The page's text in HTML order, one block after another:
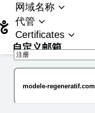
网域名称
代管
Certificates
自定义邮箱